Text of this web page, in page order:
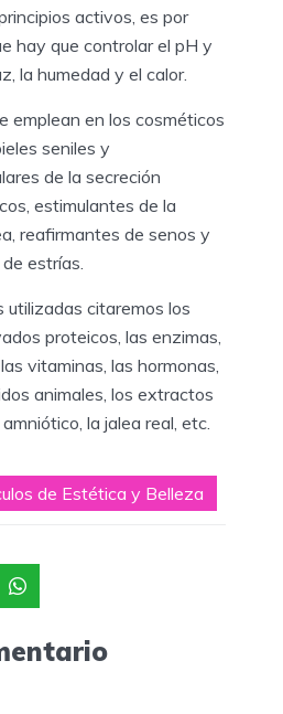
activos, es por
hay que controlar el pH y
la humedad y el calor.
emplean en los cosméticos
seniles y
de la secreción
estimulantes de la
reafirmantes de senos y
estrías.
utilizadas citaremos los
proteicos, las enzimas,
vitaminas, las hormonas,
animales, los extractos
la jalea real, etc.
de Estética y Belleza